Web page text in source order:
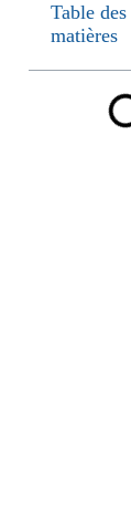
Table des
matières